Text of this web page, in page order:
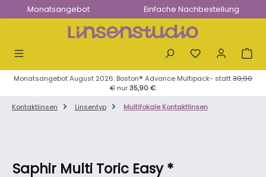
Zum Hauptinhalt springen
Monatsangebot Einfache Nachbestellung
Monatsangebot August 2026: Boston® Advance Multipack- statt39,90
€nur35,90 €.
Kontaktlinsen
Linsentyp Multifokale Kontaktlinsen
Saphir Multi Toric Easy *